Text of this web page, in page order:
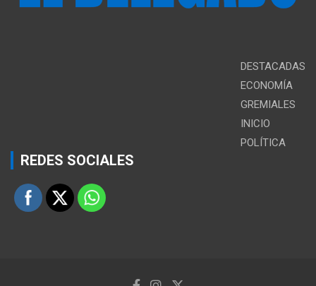
DESTACADAS
ECONOMÍA
GREMIALES
INICIO
POLÍTICA
REDES SOCIALES